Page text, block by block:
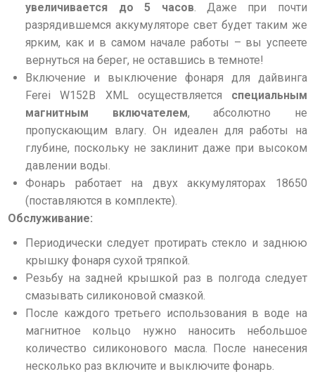
увеличивается до 5 часов. Даже при почти
разрядившемся аккумуляторе свет будет таким же
ярким, как и в самом начале работы – вы успеете
вернуться на берег, не оставшись в темноте!
Включение и выключение фонаря для дайвинга
Ferei W152B XML осуществляется специальным
магнитным включателем, абсолютно не
пропускающим влагу. Он идеален для работы на
глубине, поскольку не заклинит даже при высоком
давлении воды.
Фонарь работает на двух аккумуляторах 18650
(поставляются в комплекте).
Обслуживание:
Периодически следует протирать стекло и заднюю
крышку фонаря сухой тряпкой.
Резьбу на задней крышкой раз в полгода следует
смазывать силиконовой смазкой.
После каждого третьего использования в воде на
магнитное кольцо нужно наносить небольшое
количество силиконового масла. После нанесения
несколько раз включите и выключите фонарь.